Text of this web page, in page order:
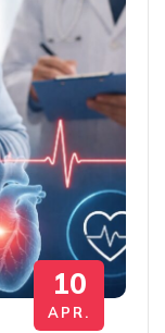
10
APR.